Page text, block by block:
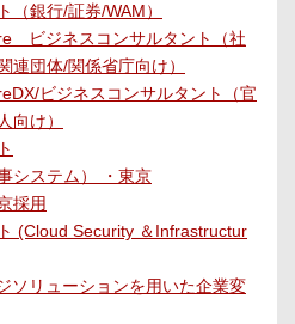
（銀行/証券/WAM）
ビジネスコンサルタント（社
連団体/関係省庁向け）
ビジネスコンサルタント（官
向け）
システム） ・東京
採用
(Cloud Security ＆Infrastructur
ソリューションを用いた企業変